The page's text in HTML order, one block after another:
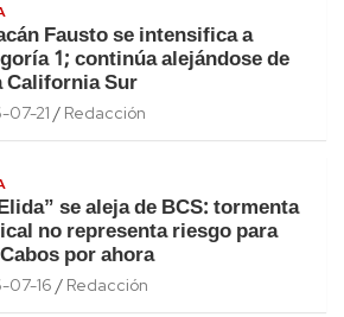
Fausto se intensifica a
1; continúa alejándose de
California Sur
07-21 Redacción
se aleja de BCS: tormenta
no representa riesgo para
por ahora
07-16 Redacción